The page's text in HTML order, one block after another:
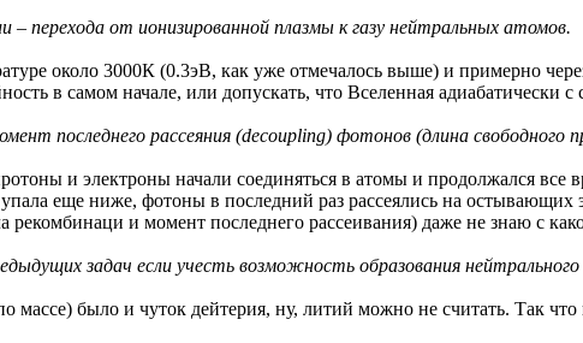
– перехода от ионизированной плазмы к газу нейтральных атомов.
около 3000К (0.3эВ, как уже отмечалось выше) и примерно
в самом начале, или допускать, что Вселенная адиабатически с
последнего рассеяния (decoupling) фотонов (длина
и электроны начали соединяться в атомы и продолжался все
еще ниже, фотоны в последний раз рассеялись на
рекомбинаци и момент последнего рассеивания) даже не знаю с
задач если учесть возможность образования
было и чуток дейтерия, ну, литий можно не считать. Так